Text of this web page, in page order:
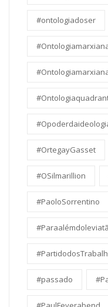
#ontologiadoser
#OrtegayGasset
#OSilmarillion
#PaoloSorrentino
#Paraalémdoleviatã
#passado